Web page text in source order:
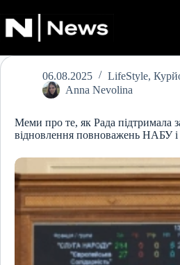
до
вмісту
06.08.2025 LifeStyle,
Anna Nevolina
Меми про те, як Рада підтримала
відновлення повноважень НАБУ